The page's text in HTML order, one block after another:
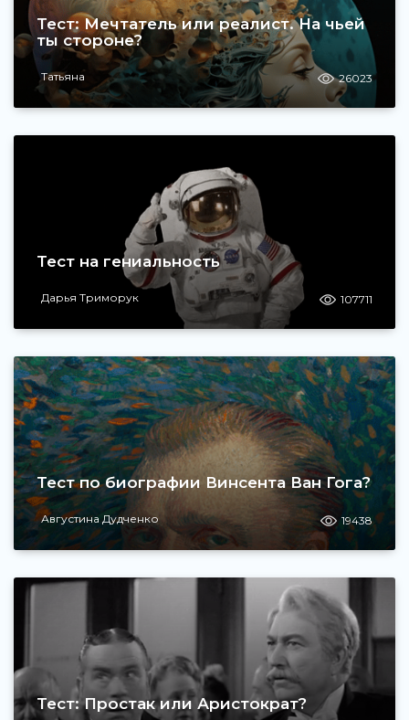
Тест: Мечтатель или реалист. На чьей
ты стороне?
Татьяна 26023
Тест на гениальность
Дарья Триморук 107711
Тест по биографии Винсента Ван Гога?
Августина Дудченко 19438
Тест: Простак или Аристократ?